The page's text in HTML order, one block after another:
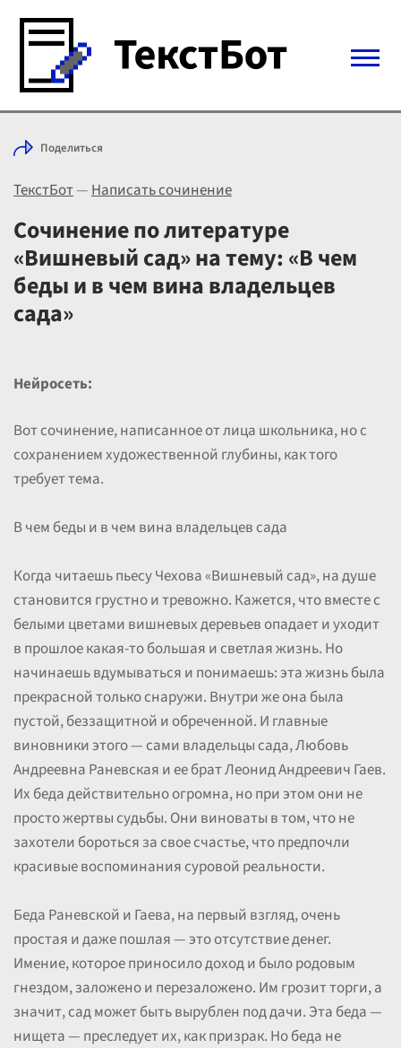
Войти с Telegram
Выбрать режим
Цены
Поделиться
ТекстБот—Написать сочинение
Сочинение по литературе
«Вишневый сад» на тему: «В чем
беды и в чем вина владельцев
сада»
Нейросеть:
Вот сочинение, написанное от лица школьника, но с
сохранением художественной глубины, как того
требует тема.
В чем беды и в чем вина владельцев сада
Когда читаешь пьесу Чехова «Вишневый сад», на душе
становится грустно и тревожно. Кажется, что вместе с
белыми цветами вишневых деревьев опадает и уходит
в прошлое какая-то большая и светлая жизнь. Но
начинаешь вдумываться и понимаешь: эта жизнь была
прекрасной только снаружи. Внутри же она была
пустой, беззащитной и обреченной. И главные
виновники этого — сами владельцы сада, Любовь
Андреевна Раневская и ее брат Леонид Андреевич Гаев.
Их беда действительно огромна, но при этом они не
просто жертвы судьбы. Они виноваты в том, что не
захотели бороться за свое счастье, что предпочли
красивые воспоминания суровой реальности.
Беда Раневской и Гаева, на первый взгляд, очень
простая и даже пошлая — это отсутствие денег.
Имение, которое приносило доход и было родовым
гнездом, заложено и перезаложено. Им грозит торги, а
значит, сад может быть вырублен под дачи. Эта беда —
нищета — преследует их, как призрак. Но беда не